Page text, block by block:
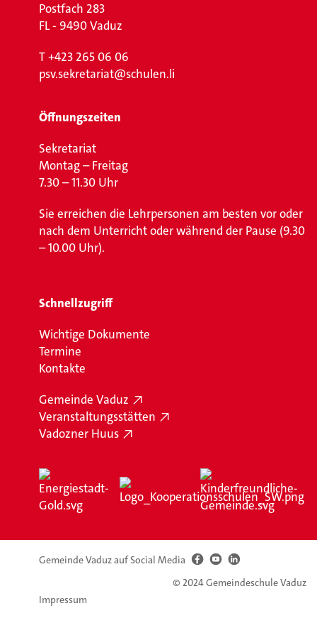
Postfach 283
FL - 9490 Vaduz
T+423 265 06 06
psv.sekretariat@schulen.li
Öffnungszeiten
Sekretariat
Montag – Freitag
7.30 – 11.30 Uhr
Sie erreichen die Lehrpersonen am besten vor oder
nach dem Unterricht oder während der Pause (9.30
– 10.00 Uhr).
Schnellzugriff
Wichtige Dokumente
Termine
Kontakte
Gemeinde Vaduz
Veranstaltungsstätten
Vadozner Huus
Gemeinde Vaduz auf Social Media
© 2024 Gemeindeschule Vaduz
Impressum